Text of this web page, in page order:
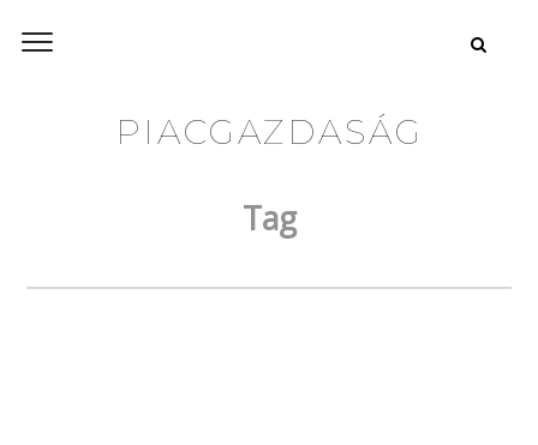
PIACGAZDASÁG
Tag